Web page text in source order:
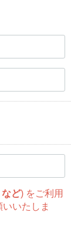
ど) をご利用
いたしま